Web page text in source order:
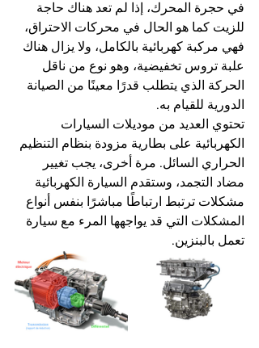
في حجرة المحرك، إذا لم تعد هناك حاجة
للزيت كما هو الحال في محركات الاحتراق،
فهي مركبة كهربائية بالكامل، ولا يزال هناك
علبة تروس تخفيضية، وهو نوع من ناقل
الحركة الذي يتطلب قدرًا معينًا من الصيانة
الدورية للقيام به.
تحتوي العديد من موديلات السيارات
الكهربائية على بطارية مزودة بنظام التنظيم
الحراري السائل. مرة أخرى، يجب تغيير
مضاد التجمد، وستقدم السيارة الكهربائية
مشكلات ترتبط ارتباطًا مباشرًا بنفس أنواع
المشكلات التي قد يواجهها المرء مع سيارة
تعمل بالبنزين.